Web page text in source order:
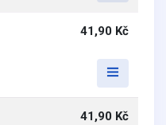
41,90 Kč
41,90 Kč